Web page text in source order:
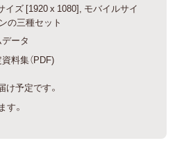
ズ [1920 x 1080], モバイルサイ
の三種セット
ータ
料集（PDF)
け予定です。
す。